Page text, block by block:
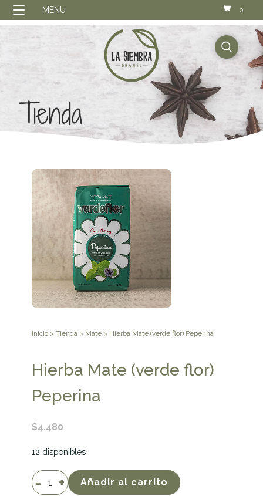
MENU 0
buscador
Tienda
Inicio >Tienda > Mate > Hierba Mate (verde flor) Peperina
Hierba Mate (verde flor)
Peperina
$4.480
12 disponibles
Hierba
Mate
Añadir al carrito